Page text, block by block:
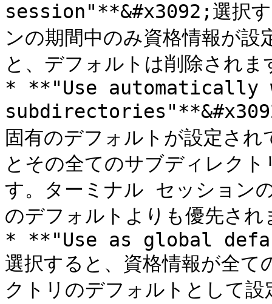
session"**&#x3092;選択す
ンの期間中のみ資格情報が
と、デフォルトは削除されま
* **"Use
固有のデフォルトが設定さ
とその全てのサブディレク
す。ターミナル セッション
のデフォルトよりも優先され
* **"Use as global
選択すると、資格情報が全
クトリのデフォルトとして